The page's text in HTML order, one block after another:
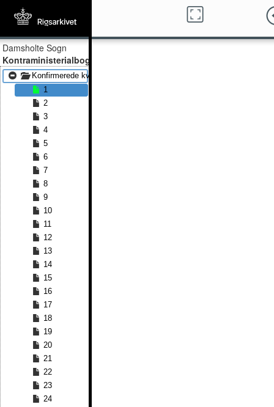
Damsholte Sogn
Kontraministerialbog
Konfirmerede kvinder 1845 - Konfirmerede kvinder 1866
1
2
3
4
5
6
7
8
9
10
11
12
13
14
15
16
17
18
19
20
21
22
23
24